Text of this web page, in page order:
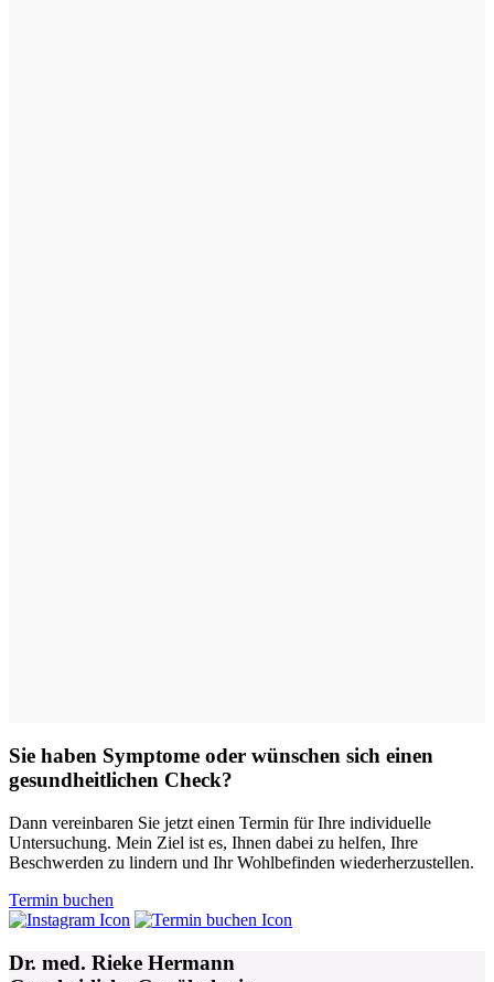
Sie haben Symptome oder wünschen sich einen
gesundheitlichen Check?
Dann vereinbaren Sie jetzt einen Termin für Ihre individuelle
Untersuchung. Mein Ziel ist es, Ihnen dabei zu helfen, Ihre
Beschwerden zu lindern und Ihr Wohlbefinden wiederherzustellen.
Termin buchen
Dr. med. Rieke Hermann